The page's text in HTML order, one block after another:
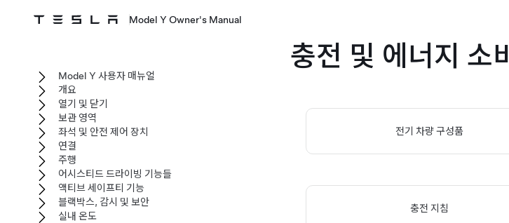
Model Y Owner's Manual
충전 및 에너지 소비
전기 차량 구성품
충전 지침
Model Y 사용자 매뉴얼
개요
열기 및 닫기
보관 영역
좌석 및 안전 제어 장치
연결
주행
어시스티드 드라이빙 기능들
액티브 세이프티 기능
블랙박스, 감시 및 보안
실내 온도